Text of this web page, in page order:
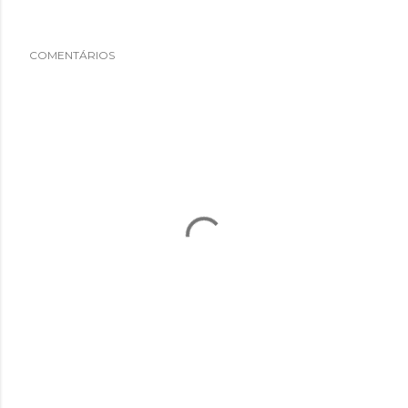
COMENTÁRIOS